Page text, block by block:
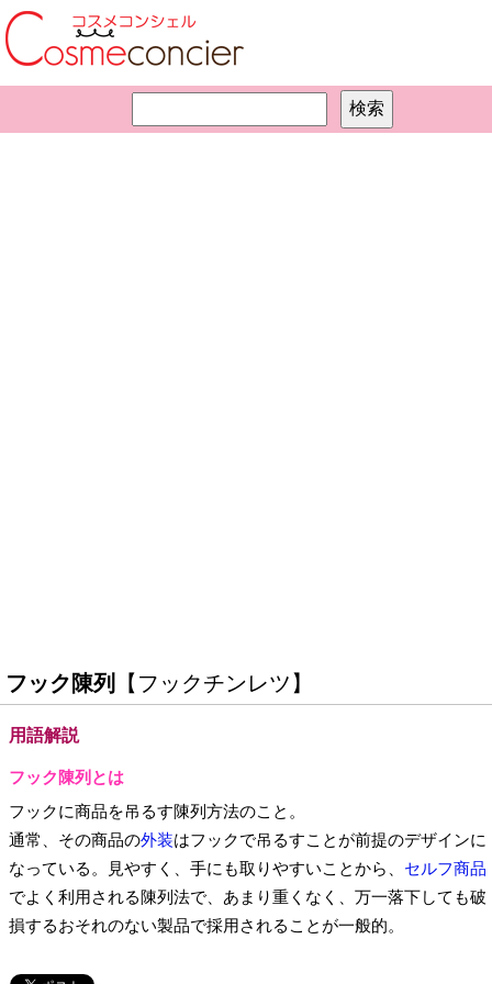
フック陳列 【フックチンレツ】
用語解説
フック陳列とは
フックに商品を吊るす陳列方法のこと。
通常、その商品の外装はフックで吊るすことが前提のデザインに
なっている。見やすく、手にも取りやすいことから、 セルフ商品
でよく利用される陳列法で、あまり重くなく、万一落下しても破
損するおそれのない製品で採用されることが一般的。